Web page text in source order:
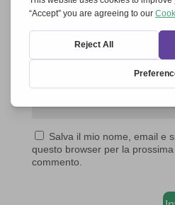
Salva il mio nome, email e
questo browser per la
commento.